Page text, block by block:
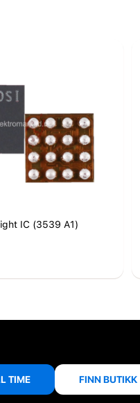
IC (3539 A1)
TIME FINN BUTIKK